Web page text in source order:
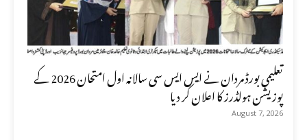
تعلیمی بورڈ مردان نے ایس ایس سی سالانہ اول امتحان 2026 کے
پوزیشن ہولڈرز کا اعلان کر دیا
August 7, 2026